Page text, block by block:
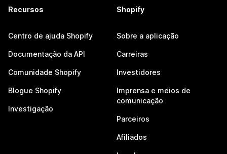
Recursos
Centro de ajuda Shopify
Documentação da API
Comunidade Shopify
Blogue Shopify
Investigação
Shopify
Sobre a aplicação
Carreiras
Investidores
Imprensa e meios de
comunicação
Parceiros
Afiliados